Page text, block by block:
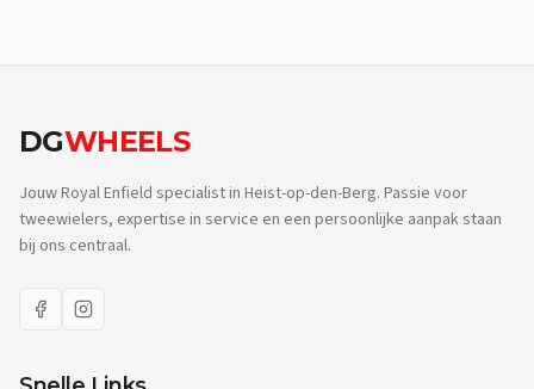
DGWHEELS
Jouw Royal Enfield specialist in Heist-op-den-Berg. Passie voor
tweewielers, expertise in service en een persoonlijke aanpak staan
bij ons centraal.